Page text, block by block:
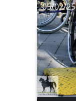
05/02/25